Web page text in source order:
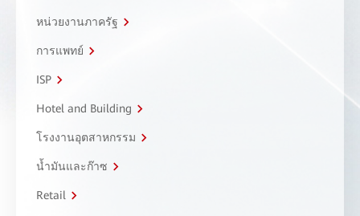
หน่วยงานภาครัฐ
การแพทย์
ISP
Hotel and Building
โรงงานอุตสาหกรรม
น้ำมันและก๊าซ
Retail